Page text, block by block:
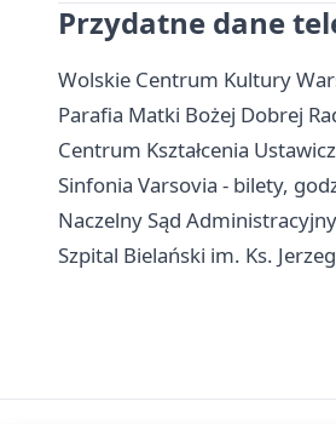
Przydatne dane
Wolskie Centrum Kultury
Parafia Matki Bożej Dobrej
Centrum Kształcenia
Sinfonia Varsovia - bilety,
Naczelny Sąd
Szpital Bielański im. Ks.